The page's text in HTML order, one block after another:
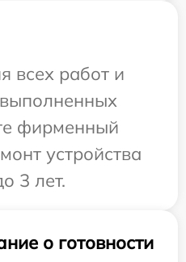
всех работ и
фирменный
устройства
3 лет.
о готовности